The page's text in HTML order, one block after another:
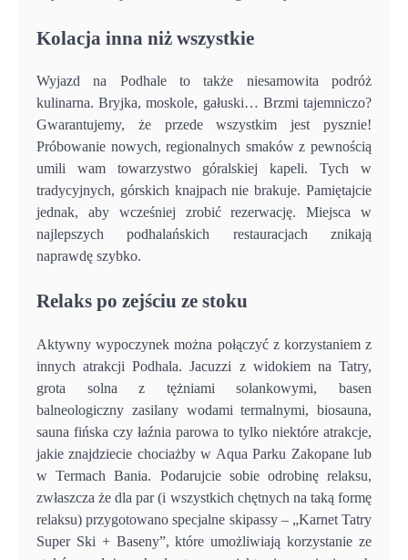
Kolacja inna niż wszystkie
Wyjazd na Podhale to także niesamowita podróż
kulinarna. Bryjka, moskole, gałuski… Brzmi tajemniczo?
Gwarantujemy, że przede wszystkim jest pysznie!
Próbowanie nowych, regionalnych smaków z pewnością
umili wam towarzystwo góralskiej kapeli. Tych w
tradycyjnych, górskich knajpach nie brakuje. Pamiętajcie
jednak, aby wcześniej zrobić rezerwację. Miejsca w
najlepszych podhalańskich restauracjach znikają
naprawdę szybko.
Relaks po zejściu ze stoku
Aktywny wypoczynek można połączyć z korzystaniem z
innych atrakcji Podhala. Jacuzzi z widokiem na Tatry,
grota solna z tężniami solankowymi, basen
balneologiczny zasilany wodami termalnymi, biosauna,
sauna fińska czy łaźnia parowa to tylko niektóre atrakcje,
jakie znajdziecie chociażby w Aqua Parku Zakopane lub
w Termach Bania. Podarujcie sobie odrobinę relaksu,
zwłaszcza że dla par (i wszystkich chętnych na taką formę
relaksu) przygotowano specjalne skipassy – „Karnet Tatry
Super Ski + Baseny”, które umożliwiają korzystanie ze